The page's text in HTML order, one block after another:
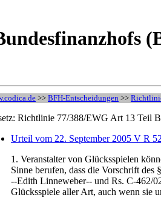
>> BFH-Entscheidungen >>
Richtlinie 77/388/EWG Art 13 Teil
Urteil vom 22. September 2005 V R
1. Veranstalter von Glücksspielen
Sinne berufen, dass die Vorschrift
--Edith Linneweber-- und Rs. C-462/
Glücksspiele aller Art, auch wenn sie